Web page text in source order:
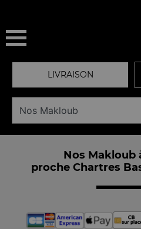
LIVRAISON
Nos Makloub
proche Chartres